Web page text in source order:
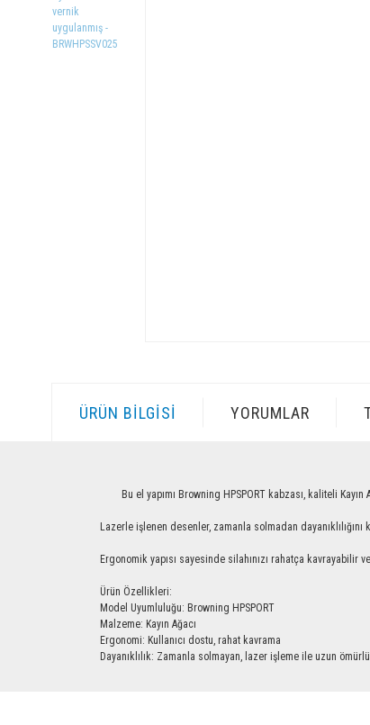
ÜRÜN BILGISI YORUMLAR
Bu el yapımı Browning HPSPORT kabzası, kaliteli Kayın
Lazerle işlenen desenler, zamanla solmadan dayanıklılığını
Ergonomik yapısı sayesinde silahınızı rahatça kavrayabilir
Ürün Özellikleri:
Model Uyumluluğu: Browning HPSPORT
Malzeme: Kayın Ağacı
Ergonomi: Kullanıcı dostu, rahat kavrama
Dayanıklılık: Zamanla solmayan, lazer işleme ile uzun ömürlü